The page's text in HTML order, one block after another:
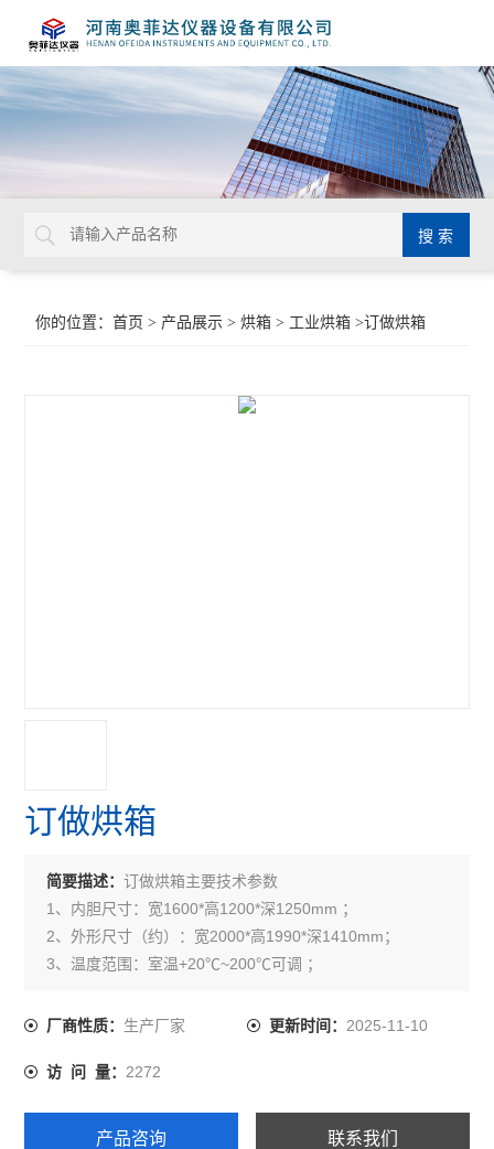
你的位置：首页 > 产品展示 >烘箱 > 工业烘箱 >订做烘箱
订做烘箱
简要描述：订做烘箱主要技术参数
1、内胆尺寸：宽1600*高1200*深1250mm ；
2、外形尺寸（约）：宽2000*高1990*深1410mm；
3、温度范围：室温+20℃~200℃可调 ；
5、温度均匀度：±3℃（空载）；
7、外壳温度：温升不超过环境+15℃，接缝及门周边除
8、循环风方式：水平循环运风；
厂商性质： 生产厂家 更新时间： 2025-11-10
访 问 量：2272
产品咨询 联系我们